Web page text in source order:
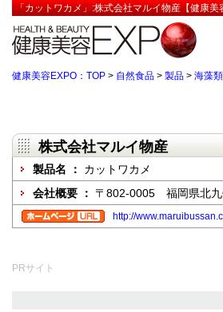
「カットワカメ」:株式会社マルイ物産【健康美
健康美容EXPO：TOP > 自然食品 > 製品 > 海藻類
株式会社マルイ物産
製品名 ： カットワカメ
会社概要 ： 〒802-0005 福岡県北
http://
PRサイト